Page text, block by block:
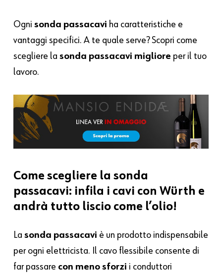
Ogni sonda passacavi ha caratteristiche e
vantaggi specifici. A te quale serve? Scopri come
scegliere la sonda passacavi migliore per il tuo
lavoro.
Come scegliere la sonda
passacavi: infila i cavi con Würth e
andrà tutto liscio come l’olio!
Lasonda passacavi è un prodotto indispensabile
per ogni elettricista. Il cavo flessibile consente di
far passare con meno sforzi i conduttori